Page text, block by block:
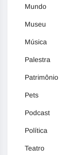
Mundo
Museu
Música
Palestra
Patrimônio
Pets
Podcast
Política
Teatro